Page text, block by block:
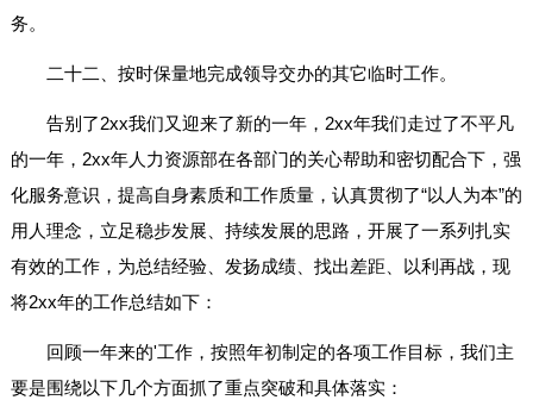
务。
二十二、按时保量地完成领导交办的其它临时工作。
告别了2xx我们又迎来了新的一年，2xx年我们走过了不平凡
的一年，2xx年人力资源部在各部门的关心帮助和密切配合下，强
化服务意识，提高自身素质和工作质量，认真贯彻了“以人为本”的
用人理念，立足稳步发展、持续发展的思路，开展了一系列扎实
有效的工作，为总结经验、发扬成绩、找出差距、以利再战，现
将2xx年的工作总结如下：
回顾一年来的'工作，按照年初制定的各项工作目标，我们主
要是围绕以下几个方面抓了重点突破和具体落实：